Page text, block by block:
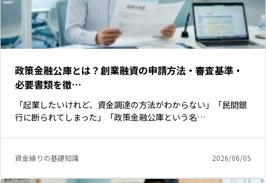
政策金融公庫とは？創業融資の申請方法・審査基準・
必要書類を徹…
「起業したいけれど、資金調達の方法がわからない」「民間銀
行に断られてしまった」「政策金融公庫という名…
資金繰りの基礎知識 2026/06/05